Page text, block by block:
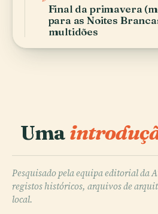
Final da primavera
para as Noites
multidões
Uma
Pesquisado pela equipa editorial da
registos históricos, arquivos de
local.